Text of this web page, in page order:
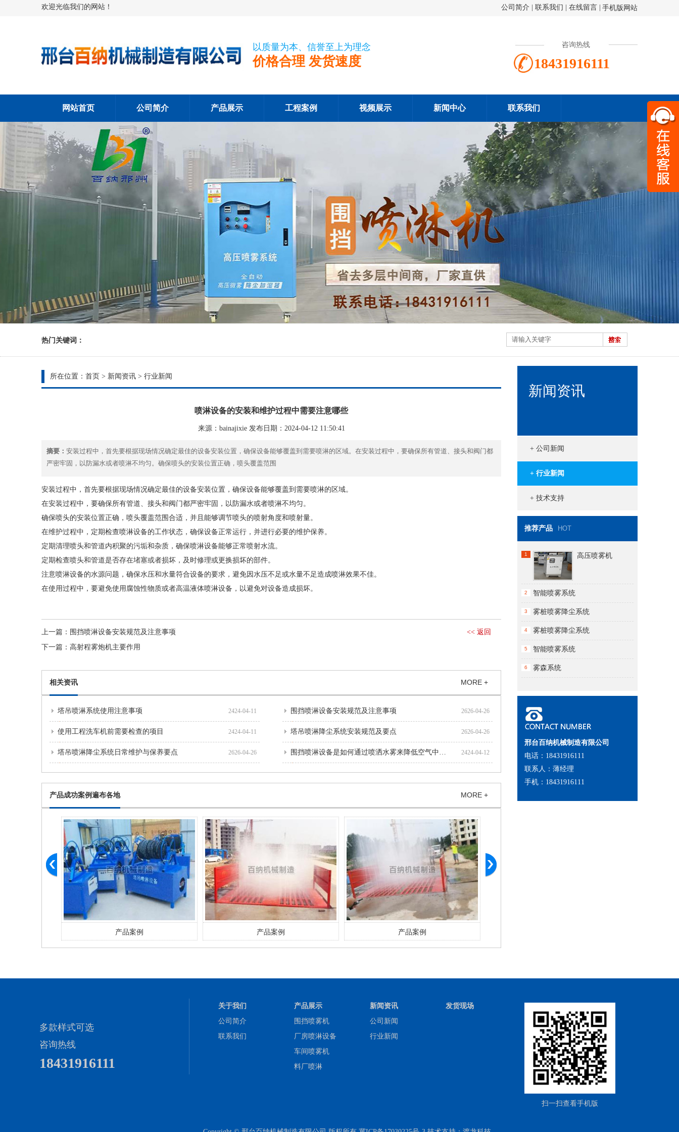
欢迎光临我们的网站！ 手机版网站
公司简介 联系我们 在线留言
以质量为本、信誉至上为理念
价格合理 发货速度
咨询热线
18431916111
网站首页 公司简介 产品展示 工程案例 视频展示 新闻中心 联系我们
热门关键词：
所在位置： 首页 > 新闻资讯 > 行业新闻
喷淋设备的安装和维护过程中需要注意哪些
来源：bainajixie 发布日期：2024-04-12 11:50:41
摘要： 安装过程中，首先要根据现场情况确定最佳的设备安装位置，确保设备能够覆盖到需要喷淋的区域。在安装过程中，要确保所有管道、接头和阀门都
严密牢固，以防漏水或者喷淋不均匀。确保喷头的安装位置正确，喷头覆盖范围
安装过程中，首先要根据现场情况确定最佳的设备安装位置，确保设备能够覆盖到需要喷淋的区域。
在安装过程中，要确保所有管道、接头和阀门都严密牢固，以防漏水或者喷淋不均匀。
确保喷头的安装位置正确，喷头覆盖范围合适，并且能够调节喷头的喷射角度和喷射量。
在维护过程中，定期检查喷淋设备的工作状态，确保设备正常运行，并进行必要的维护保养。
定期清理喷头和管道内积聚的污垢和杂质，确保喷淋设备能够正常喷射水流。
定期检查喷头和管道是否存在堵塞或者损坏，及时修理或更换损坏的部件。
注意喷淋设备的水源问题，确保水压和水量符合设备的要求，避免因水压不足或水量不足造成喷淋效果不佳。
在使用过程中，要避免使用腐蚀性物质或者高温液体喷淋设备，以避免对设备造成损坏。
上一篇： 围挡喷淋设备安装规范及注意事项
下一篇： 高射程雾炮机主要作用
<< 返回
相关资讯 MORE +
塔吊喷淋系统使用注意事项 2424-04-11 围挡喷淋设备安装规范及注意事项 2626-04-26
使用工程洗车机前需要检查的项目 2424-04-11 塔吊喷淋降尘系统安装规范及要点 2626-04-26
塔吊喷淋降尘系统日常维护与保养要点 2626-04-26 围挡喷淋设备是如何通过喷洒水雾来降低空气中的颗粒物浓度的？ 2424-04-12
产品成功案例遍布各地 MORE +
产品案例 产品案例 产品案例
新闻资讯
+ 公司新闻
+ 行业新闻
+ 技术支持
推荐产品 HOT
1 高压喷雾机
2 智能喷雾系统
3 雾桩喷雾降尘系统
4 雾桩喷雾降尘系统
5 智能喷雾系统
6 雾森系统
邢台百纳机械制造有限公司
电话：18431916111
联系人：薄经理
手机：18431916111
多款样式可选
咨询热线
18431916111
关于我们
公司简介
联系我们
产品展示
围挡喷雾机
厂房喷淋设备
车间喷雾机
料厂喷淋
新闻资讯
公司新闻
行业新闻
发货现场
扫一扫查看手机版
扫一